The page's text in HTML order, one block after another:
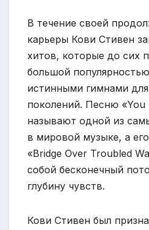
В течение своей
карьеры Кови Стивен
хитов, которые до сих
большой
истинными гимнами
поколений. Песню «You
называют одной из
в мировой музыке, а
«Bridge Over Troubled
собой бесконечный
глубину чувств.
Кови Стивен был